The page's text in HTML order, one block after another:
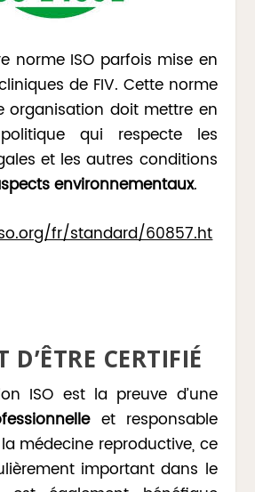
norme ISO parfois mise en
de FIV. Cette norme
organisation doit mettre en
qui respecte les
et les autres conditions
environnementaux.
fr/standard/60857.ht
D’ÊTRE CERTIFIÉ
ISO est la preuve d’une
et responsable
médecine reproductive, ce
important dans le